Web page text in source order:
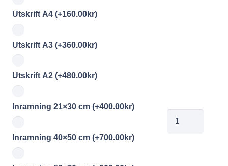
Utskrift A4 (+160.00kr)
Utskrift A3 (+360.00kr)
Utskrift A2 (+480.00kr)
Inramning 21×30 cm (+400.00kr)
Inramning 40×50 cm (+700.00kr)